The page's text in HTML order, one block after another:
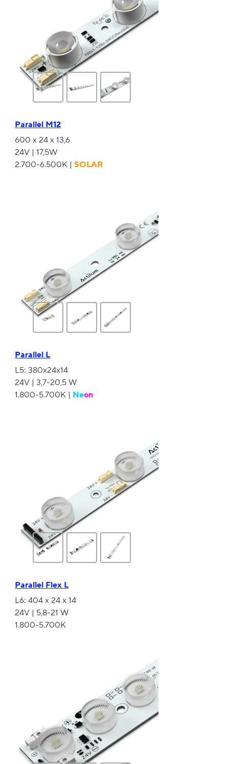
Parallel M12
600 x 24 x 13,6
24V | 17,5W
2.700-6.500K |SOLAR
Parallel L
L5: 380x24x14
24V | 3,7-20,5 W
1.800-5.700K | Neon
Parallel Flex L
L6: 404 x 24 x 14
24V | 5,8-21 W
1.800-5.700K